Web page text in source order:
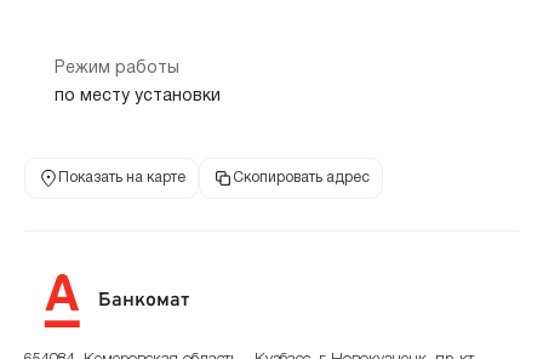
Режим работы
по месту установки
Показать на карте Скопировать адрес
Банкомат